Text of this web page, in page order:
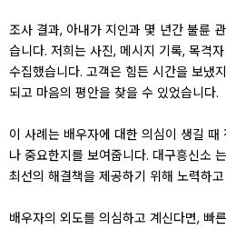
조사 결과, 아내가 지인과 몇 년간 불륜
습니다. 저희는 사진, 메시지 기록, 목격
수집했습니다. 고객은 힘든 시간을 보냈
되고 마음의 평안을 찾을 수 있었습니다.
이 사례는 배우자에 대한 의심이 생길
나 중요한지를 보여줍니다. 대구흥신소
최선의 해결책을 제공하기 위해 노력하
배우자의 외도를 의심하고 계신다면, 빠